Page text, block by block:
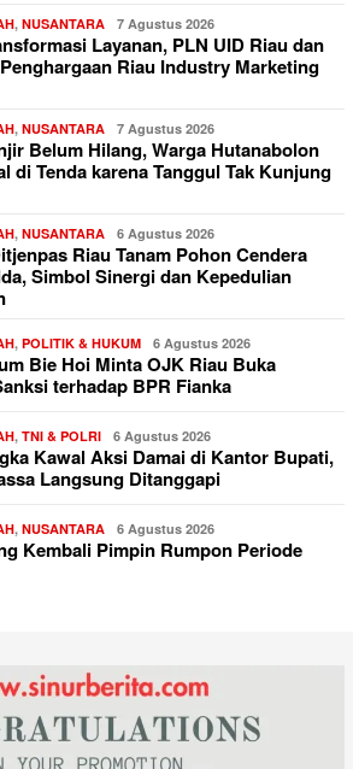
, NUSANTARA 7 Agustus 2026
Layanan, PLN UID Riau dan
Riau Industry Marketing
, NUSANTARA 7 Agustus 2026
Belum Hilang, Warga Hutanabolon
di Tenda karena Tanggul Tak Kunjung
, NUSANTARA 6 Agustus 2026
Riau Tanam Pohon Cendera
Simbol Sinergi dan Kepedulian
, POLITIK & HUKUM 6 Agustus 2026
Bie Hoi Minta OJK Riau Buka
terhadap BPR Fianka
, TNI & POLRI 6 Agustus 2026
Kawal Aksi Damai di Kantor Bupati,
Langsung Ditanggapi
, NUSANTARA 6 Agustus 2026
Kembali Pimpin Rumpon Periode